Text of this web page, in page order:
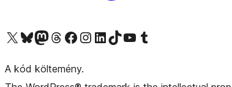
Visit our X (formerly Twitter) account
Visit our Bluesky account
Twitter csatornánk
Visit our Threads account
Facebook oldalunk megtekintése
Visit our Instagram account
Visit our LinkedIn account
Visit our TikTok account
Visit our YouTube channel
Visit our Tumblr account
A kód költemény.